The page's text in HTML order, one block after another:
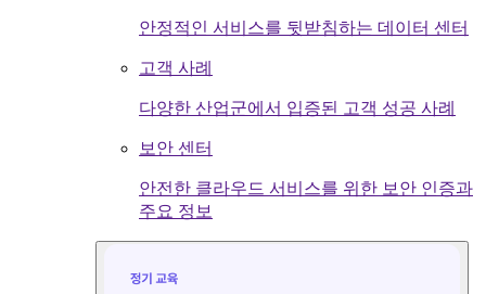
안정적인 서비스를 뒷받침하는 데이터 센터
고객 사례
다양한 산업군에서 입증된 고객 성공 사례
보안 센터
안전한 클라우드 서비스를 위한 보안 인증과
주요 정보